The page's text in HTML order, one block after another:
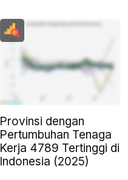
Provinsi dengan
Pertumbuhan Tenaga
Kerja 4789 Tertinggi di
Indonesia (2025)